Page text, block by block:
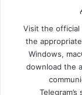
Visit the official
the
Windows,
download the